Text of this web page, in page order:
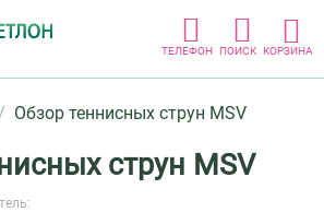
ТЕЛЕФОН ПОИСК КОРЗИНА
Обзор теннисных струн MSV
струн MSV